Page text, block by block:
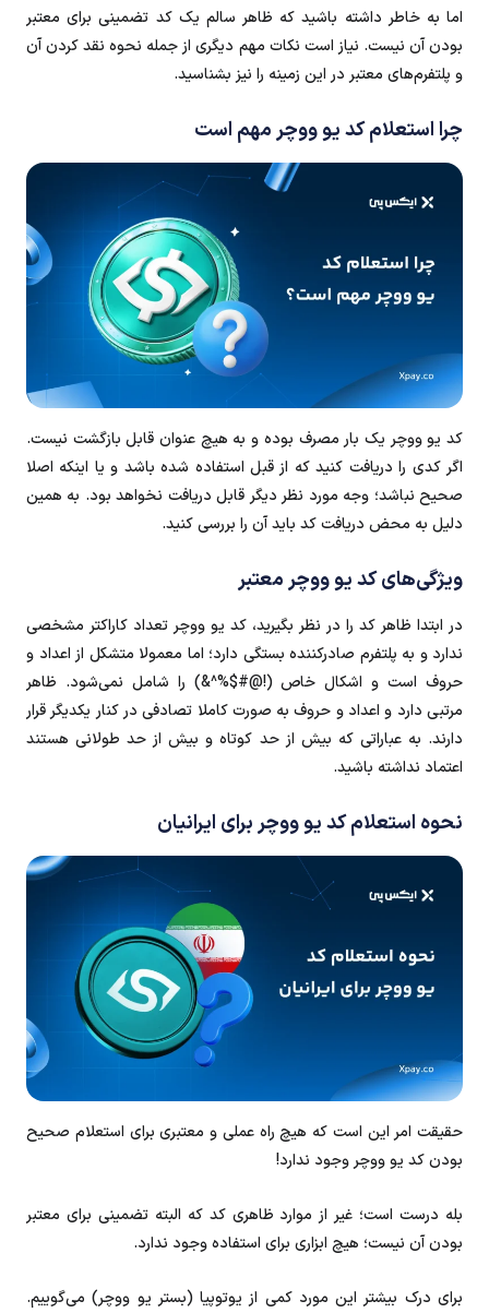
اما به خاطر داشته باشید که ظاهر سالم یک کد تضمینی برای معتبر
بودن آن نیست. نیاز است نکات مهم دیگری از جمله نحوه نقد کردن آن
و پلتفرم‌های معتبر در این زمینه را نیز بشناسید.
چرا استعلام کد یو ووچر مهم است
کد یو ووچر یک بار مصرف بوده و به هیچ عنوان قابل بازگشت نیست.
اگر کدی را دریافت کنید که از قبل استفاده شده باشد و یا اینکه اصلا
صحیح نباشد؛ وجه مورد نظر دیگر قابل دریافت نخواهد بود. به همین
دلیل به محض دریافت کد باید آن را بررسی کنید.
ویژگی‌های کد یو ووچر معتبر
در ابتدا ظاهر کد را در نظر بگیرید، کد یو ووچر تعداد کاراکتر مشخصی
ندارد و به پلتفرم صادرکننده بستگی دارد؛ اما معمولا متشکل از اعداد و
حروف است و اشکال خاص (!@#$%^&) را شامل نمی‌شود. ظاهر
مرتبی دارد و اعداد و حروف به صورت کاملا تصادفی در کنار یکدیگر قرار
دارند. به عباراتی که بیش از حد کوتاه و بیش از حد طولانی هستند
اعتماد نداشته باشید.
نحوه استعلام کد یو ووچر برای ایرانیان
حقیقت امر این است که هیچ راه عملی و معتبری برای استعلام صحیح
بودن کد یو ووچر وجود ندارد!
بله درست است؛ غیر از موارد ظاهری کد که البته تضمینی برای معتبر
بودن آن نیست؛ هیچ ابزاری برای استفاده وجود ندارد.
برای درک بیشتر این مورد کمی از یوتوپیا (بستر یو ووچر) می‌گوییم.